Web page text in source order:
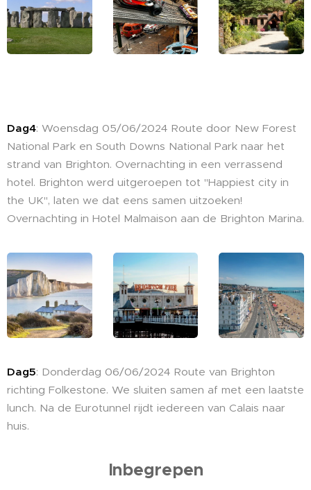
Dag4: Woensdag 05/06/2024 Route door New Forest
National Park en South Downs National Park naar het
strand van Brighton. Overnachting in een verrassend
hotel. Brighton werd uitgeroepen tot "Happiest city in
the UK", laten we dat eens samen uitzoeken!
Overnachting in Hotel Malmaison aan de Brighton Marina.
Dag5: Donderdag 06/06/2024 Route van Brighton
richting Folkestone. We sluiten samen af met een laatste
lunch. Na de Eurotunnel rijdt iedereen van Calais naar
huis.
Inbegrepen